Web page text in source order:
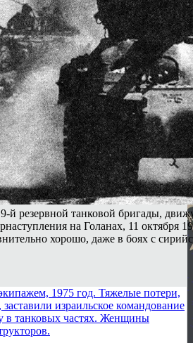
9-й резервной танковой бригады,
на Голанах, 11 октября
хорошо, даже в боях с